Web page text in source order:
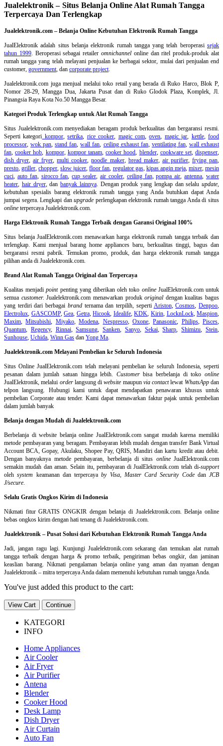
Jualelektronik – Situs Belanja Online Alat Rumah Tangga
Terpercaya Dan Terlengkap
Jualelektronik.com – Belanja Online Kebutuhan Elektronik Rumah Tangga
JualElektronik adalah situs belanja elektronik rumah tanggayang telah beroperasisejak
tahun 1999. Beroperasi sebagai retaileromnichannel online dan ritel produk-produk alat
rumah tangga yang telah melayani penjualan ke berbagai sektor, mulai dari penjualan end
customer, government, dan corporate project.
Jualelektronik.com juga menjual melalui toko retail yang berada di Ruko Harco, Blok P,
Nomor 28-29, Mangga Dua, Jakarta Pusat dan di Ruko Glodok Plaza, Komplek, Jl.
Pinangsia Raya Kota No.50 Mangga Besar.
Kategori Produk Terlengkap untuk Alat Rumah Tangga
Situs Jualelektronik.com menyediakan beragam produk berkualitas dan bergaransi resmi.
Seperti kategori kompor,setrika, rice cooker, magic com,oven, magic jar, kettle,food
processor,wok pan,stand fan,wall fan, ceiling exhaust fan, ventilating fan, wall exhaust
fan,cooker hob, kompor, kompor tanam,cooker hood, blender, cookware set,dispenser,
dish dryer,air fryer,multi cooker,noodle maker, bread maker, air purifier, frying pan,
presto,griller,chopper,slow juicer,floor fan, regulator gas, kipas angin meja, mixer,mesin
cuci, auto fan, sirocco fan,cup sealer,air cooler, ceiling fan,pompa air,antenna,water
heater, hair dryer, dan banyak lainnya. Dengan produk yang lengkap dan selalu update,
kebutuhan spesialis barang elektronik rumah tangga yang Anda butuhkan dapat Anda
jumpai segera. Lengkapi danupgrade perlengkapan elektronik rumah tangga Anda di situs
online terpercaya Jualelektronik.com.
Harga Elektronik Rumah Tangga Terbaik dengan Garansi Original 100%
Situs belanjaJualElektronik.com menawarkan harga elektronik rumah tangga terbaik dan
terlengkap. Kami menjual barang home appliances baru, berkualitas tinggi, bagus dan
bergaransi resmi pabrik. Temukan promo, produk, dan harga elektronik rumah tangga
pilihan anda di Jualelektronik.com.
Brand Alat Rumah Tangga Original dan Terpercaya
Kualitas menjadipointpenting yang diberikan oleh toko onlineJualElektronik.com untuk
semua customer. Jualelektronik.com menawarkan produkoriginal dengan kualitas bagus
yang terdiri dari berbagai brandternama dan terpilih, seperti Ariston,Cosmos,Denpoo,
Electrolux, GASCOMP,Gea, Getra,Hicook, Idealife,KDK, Kirin, LocknLock,Maspion,
Maxim,Mitsubishi, Miyako,Modena, Nespresso, Oxone,Panasonic, Philips, Pisces,
Quantum, Regency, Rinnai,Samsung,Sanken, Sanyo, Sekai,Sharp,Shimizu,Stein,
Sunhouse, Uchida, Winn Gas dan Yong Ma.
Jualelektronik.com Melayani Pembelian ke Seluruh Indonesia
Situs Online JualElektronik.com telah melayani pembelian ke seluruh Indonesia, seperti
pesanan dalam jumlah satuan hingga lebih. Customerbisa berbelanja di tokoonline
JualElektronik, melalui orderlangsung diwebsite maupun via contactlewat WhatsAppdan
telpon langsung. Hubungi kami untuk dapat mendapatkan penawaran khusus untuk
pembelian Corporate atau tender. Kami dapat menawarkan faktur pajak untuk pembelian
dalam jumlah banyak
Belanja dengan Mudah di Jualelektronik.com
Berbelanja diwebsite belanja online JualElektronik.com sangat mudah karena memiliki
metode pembayaran yang beragam. Pembayaran lebih mudah dengan transfer Bank Virtual
Account BCA, Gopay, Akulaku, Shopee Pay, QRIS, Mandiri dan kartu kredit atau debit.
Dengan banyaknya metode pembayaran, berbelanja di situs onlineJualElektronik.com
semakin mudah dan aman. Selain itu, pembayaran di JualElektronik.com telah di-support
olehsystem keamanan dan terpercayaby Visa, Master Card Security Codedan JCB
J/secure.
Selalu Gratis Ongkos Kirim di Indonesia
Nikmati fitur GRATIS ONGKIR dengan belanja di Jualelektronik.com. Belanja online
bebas ongkos kirim dengan hati tenang di Jualelektronik.com.
Jualelektronik – Pusat Solusi dari Kebutuhan Elektronik Rumah Tangga Anda
Jadi, jangan ragu lagi. Kunjungi Jualelektronik.com sekarang dan temukan alat rumah
tangga terbaik dengan harga & promo terbaik, pengiriman bebas ongkir, dan jaminan
keaslian barang. Nikmati pengalaman belanja online yang aman dan nyaman dengan
Jualelektronik – mitra terpercaya Anda dalam memenuhi kebutuhan rumah tangga Anda.
You've just added this product to the cart:
View Cart Continue
KATEGORI
INFO
Home Appliances
Air Cooler
Air Fryer
Air Purifier
Antena
Blender
Cooker Hood
Desk Lamp
Dish Dryer
Air Curtain
Auto Fan